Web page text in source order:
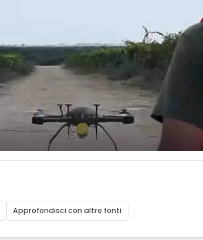
Approfondisci con altre fonti